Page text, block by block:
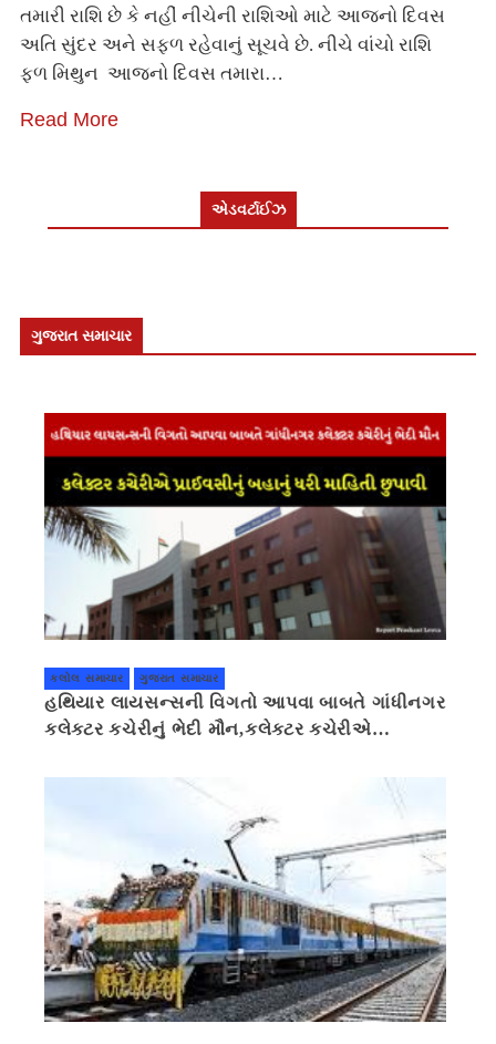
તમારી રાશિ છે કે નહીં નીચેની રાશિઓ માટે આજનો દિવસ
અતિ સુંદર અને સફળ રહેવાનું સૂચવે છે. નીચે વાંચો રાશિ
ફળ મિથુન આજનો દિવસ તમારા…
Read More
એડવર્ટાઈઝ
ગુજરાત સમાચાર
કલોલ સમાચાર ગુજરાત સમાચાર
હથિયાર લાયસન્સની વિગતો આપવા બાબતે ગાંધીનગર
કલેક્ટર કચેરીનું ભેદી મૌન,કલેક્ટર કચેરીએ